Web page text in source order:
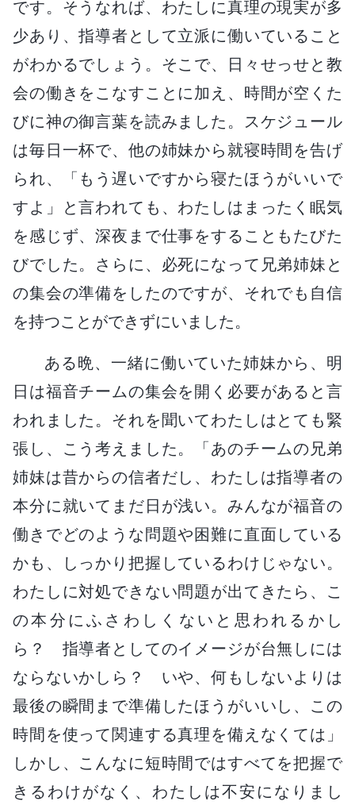
です。そうなれば、わたしに真理の現実が多
少あり、指導者として立派に働いていること
がわかるでしょう。そこで、日々せっせと教
会の働きをこなすことに加え、時間が空くた
びに神の御言葉を読みました。スケジュール
は毎日一杯で、他の姉妹から就寝時間を告げ
られ、「もう遅いですから寝たほうがいいで
すよ」と言われても、わたしはまったく眠気
を感じず、深夜まで仕事をすることもたびた
びでした。さらに、必死になって兄弟姉妹と
の集会の準備をしたのですが、それでも自信
を持つことができずにいました。
ある晩、一緒に働いていた姉妹から、明
日は福音チームの集会を開く必要があると言
われました。それを聞いてわたしはとても緊
張し、こう考えました。「あのチームの兄弟
姉妹は昔からの信者だし、わたしは指導者の
本分に就いてまだ日が浅い。みんなが福音の
働きでどのような問題や困難に直面している
かも、しっかり把握しているわけじゃない。
わたしに対処できない問題が出てきたら、こ
の本分にふさわしくないと思われるかし
ら？ 指導者としてのイメージが台無しには
ならないかしら？ いや、何もしないよりは
最後の瞬間まで準備したほうがいいし、この
時間を使って関連する真理を備えなくては」
しかし、こんなに短時間ではすべてを把握で
きるわけがなく、わたしは不安になりまし